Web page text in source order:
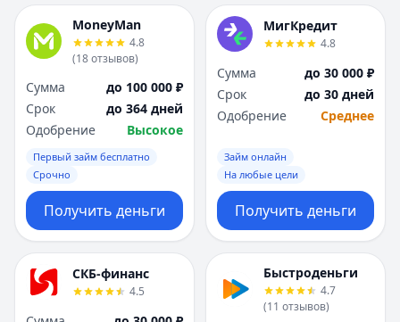
MoneyMan
4.8
(18отзывов)
Сумма
до 100 000 ₽
Срок
до 364 дней
Одобрение
Высокое
Первый займ бесплатно
Срочно
Получить деньги
МигКредит
4.8
Сумма
до 30 000 ₽
Срок
до 30 дней
Одобрение
Среднее
Займ онлайн
На любые цели
Получить деньги
СКБ-финанс
4.5
Быстроденьги
4.7
(11 отзывов)